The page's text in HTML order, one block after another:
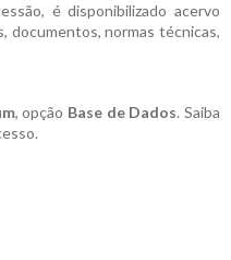
é disponibilizado acervo
documentos, normas técnicas,
, opção Base de Dados. Saiba